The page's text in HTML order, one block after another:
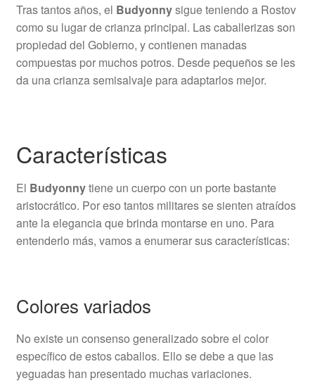
Tras tantos años, el Budyonnysigue teniendo a Rostov
como su lugar de crianza principal. Las caballerizas son
propiedad del Gobierno, y contienen manadas
compuestas por muchos potros. Desde pequeños se les
da una crianza semisalvaje para adaptarlos mejor.
Características
El Budyonnytiene un cuerpo con un porte bastante
aristocrático. Por eso tantos militares se sienten atraídos
ante la elegancia que brinda montarse en uno. Para
entenderlo más, vamos a enumerar sus características:
Colores variados
No existe un consenso generalizado sobre el color
específico de estos caballos. Ello se debe a que las
yeguadas han presentado muchas variaciones.